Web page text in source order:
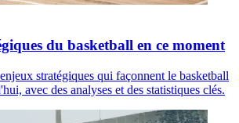
du basketball en ce moment
stratégiques qui façonnent le basketball
avec des analyses et des statistiques clés.